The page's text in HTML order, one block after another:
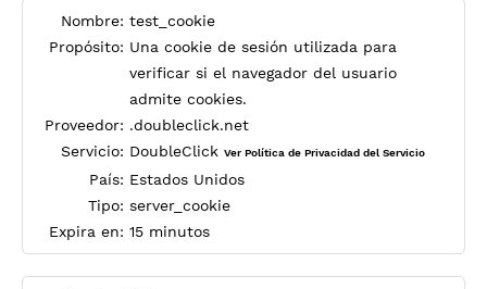
Nombre: test_cookie
Propósito: Una cookie de sesión utilizada para
verificar si el navegador del usuario
admite cookies.
Proveedor: .doubleclick.net
Servicio: DoubleClick Ver Política de Privacidad del Servicio
País: Estados Unidos
Tipo: server_cookie
Expira en: 15 minutos